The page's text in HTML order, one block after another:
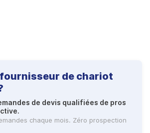
de chariot
de devis qualifiées de pros
chaque mois. Zéro prospection